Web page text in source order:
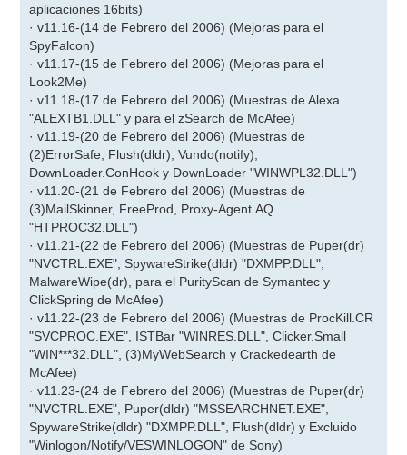
aplicaciones 16bits)
· v11.16-(14 de Febrero del 2006) (Mejoras para el
SpyFalcon)
· v11.17-(15 de Febrero del 2006) (Mejoras para el
Look2Me)
· v11.18-(17 de Febrero del 2006) (Muestras de Alexa
"ALEXTB1.DLL" y para el zSearch de McAfee)
· v11.19-(20 de Febrero del 2006) (Muestras de
(2)ErrorSafe, Flush(dldr), Vundo(notify),
DownLoader.ConHook y DownLoader "WINWPL32.DLL")
· v11.20-(21 de Febrero del 2006) (Muestras de
(3)MailSkinner, FreeProd, Proxy-Agent.AQ
"HTPROC32.DLL")
· v11.21-(22 de Febrero del 2006) (Muestras de Puper(dr)
"NVCTRL.EXE", SpywareStrike(dldr) "DXMPP.DLL",
MalwareWipe(dr), para el PurityScan de Symantec y
ClickSpring de McAfee)
· v11.22-(23 de Febrero del 2006) (Muestras de ProcKill.CR
"SVCPROC.EXE", ISTBar "WINRES.DLL", Clicker.Small
"WIN***32.DLL", (3)MyWebSearch y Crackedearth de
McAfee)
· v11.23-(24 de Febrero del 2006) (Muestras de Puper(dr)
"NVCTRL.EXE", Puper(dldr) "MSSEARCHNET.EXE",
SpywareStrike(dldr) "DXMPP.DLL", Flush(dldr) y Excluido
"Winlogon/Notify/VESWINLOGON" de Sony)